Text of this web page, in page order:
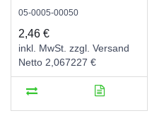
High-Speed CMOS,
-40..125 °C
05-0005-00050
2,46 €
inkl. MwSt. zzgl. Versand
Netto 2,067227 €